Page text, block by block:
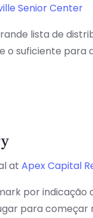
Senior Center
lista de
o suficiente para
at Apex Capital
por indicação
para começar